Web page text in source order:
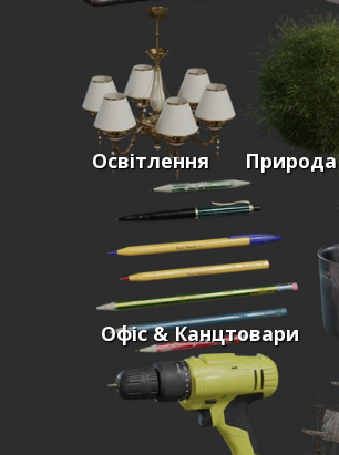
Освітлення Природа
Офіс & Канцтовари